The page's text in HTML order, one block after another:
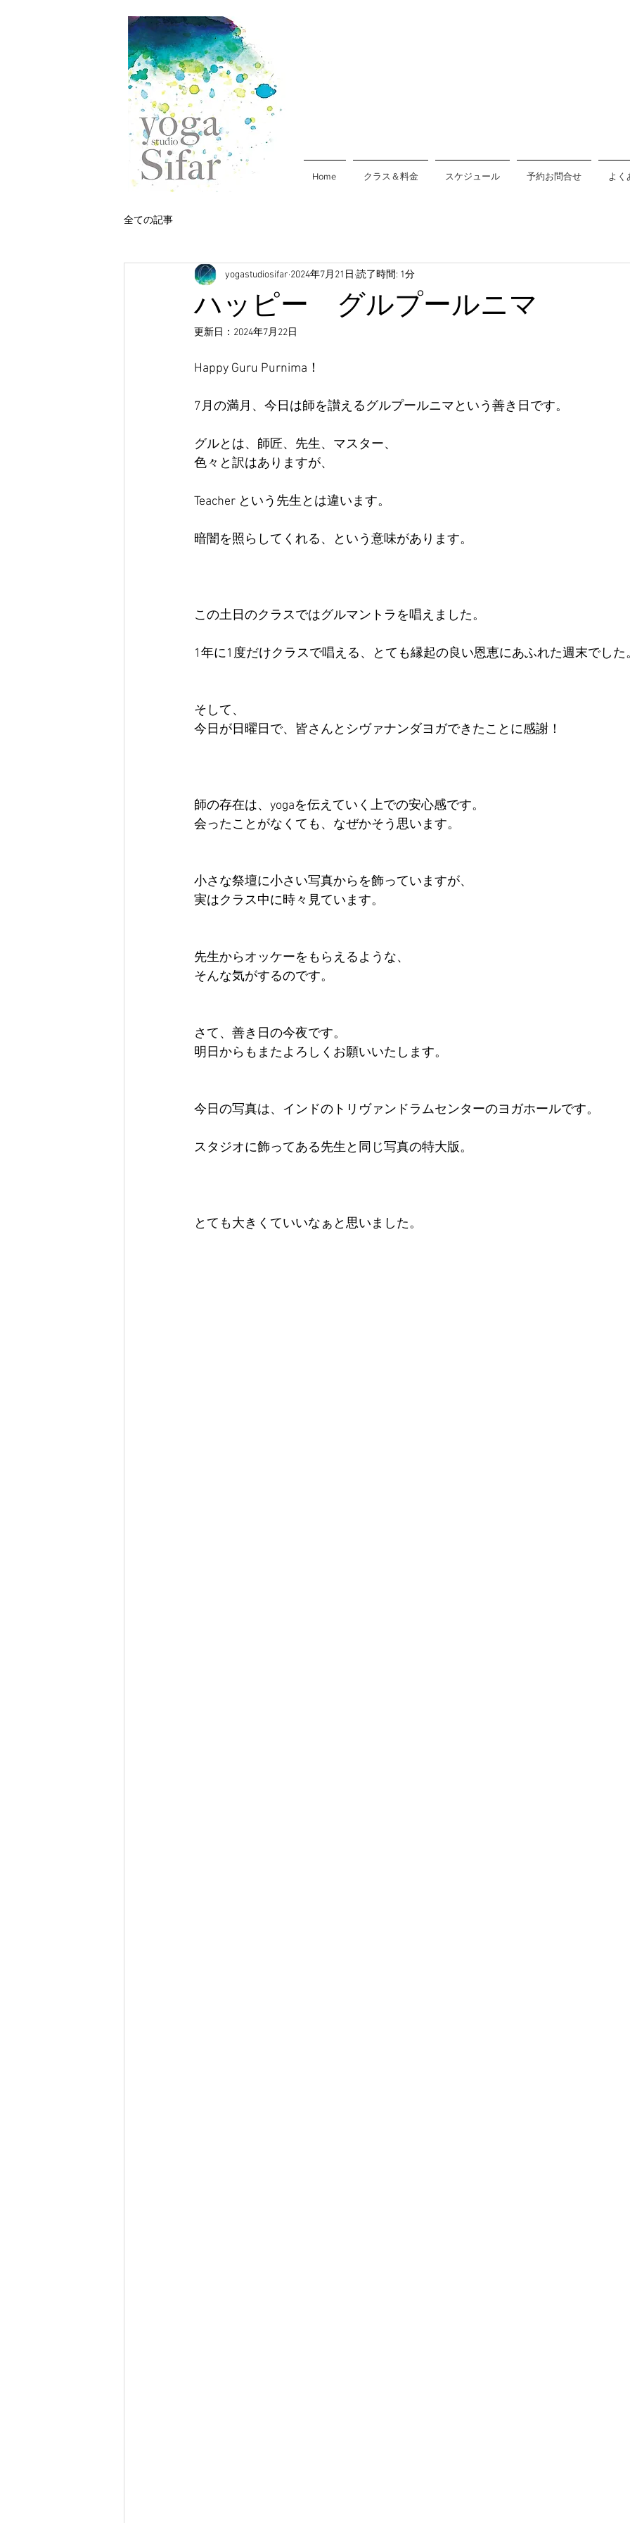
Home クラス＆料金 スケジュール 予約お問合せ よく
全ての記事
ハッピー グルプールニマ
yogastudiosifar 2024年7月21日 読了時間: 1分
更新日： 2024年7月22日
Happy Guru Purnima！
7月の満月、今日は師を讃えるグルプールニマという善き日です。
グルとは、師匠、先生、マスター、
色々と訳はありますが、
Teacher という先生とは違います。
暗闇を照らしてくれる、という意味があります。
この土日のクラスではグルマントラを唱えました。
1年に1度だけクラスで唱える、とても縁起の良い恩恵にあふれた週末でした
そして、
今日が日曜日で、皆さんとシヴァナンダヨガできたことに感謝！
師の存在は、yogaを伝えていく上での安心感です。
会ったことがなくても、なぜかそう思います。
小さな祭壇に小さい写真からを飾っていますが、
実はクラス中に時々見ています。
先生からオッケーをもらえるような、
そんな気がするのです。
さて、善き日の今夜です。
明日からもまたよろしくお願いいたします。
今日の写真は、インドのトリヴァンドラムセンターのヨガホールです。
スタジオに飾ってある先生と同じ写真の特大版。
とても大きくていいなぁと思いました。